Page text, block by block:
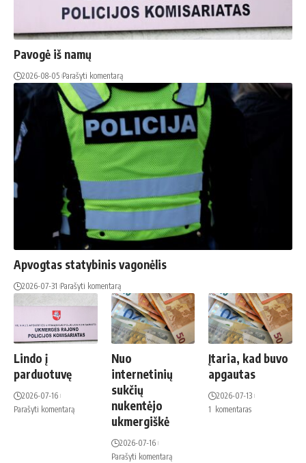
Pavogė iš namų
2026-08-05 Parašyti komentarą
Apvogtas statybinis vagonėlis
2026-07-31 Parašyti komentarą
Lindo į
parduotuvę
2026-07-16
Parašyti komentarą
Nuo
internetinių
sukčių
nukentėjo
ukmergiškė
2026-07-16
Parašyti komentarą
Įtaria, kad buvo
apgautas
2026-07-13
1 komentaras